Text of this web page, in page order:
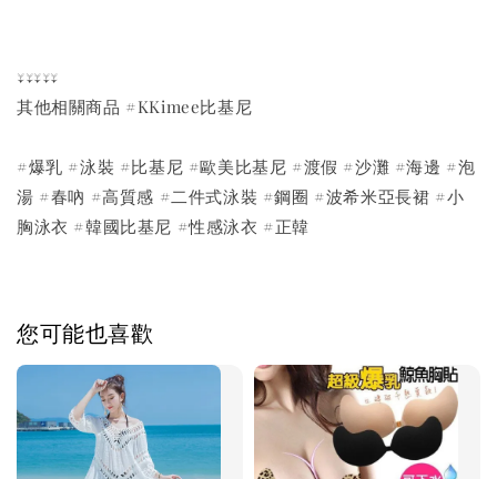
↓↓↓↓↓
其他相關商品 #KKimee比基尼
#爆乳 #泳裝 #比基尼 #歐美比基尼 #渡假 #沙灘 #海邊 #泡
湯 #春吶 #高質感 #二件式泳裝 #鋼圈 #波希米亞長裙 #小
胸泳衣 #韓國比基尼 #性感泳衣 #正韓
您可能也喜歡